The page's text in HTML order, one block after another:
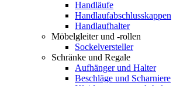
Handläufe
Handlaufabschlusskappen
Handlaufhalter
Möbelgleiter und -rollen
Sockelversteller
Schränke und Regale
Aufhänger und Halter
Beschläge und Scharniere